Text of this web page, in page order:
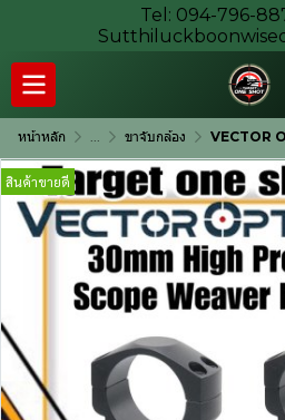
Tel: 094-796-
หน้าหลัก ... ขาจับกล้อง VECTOR
สินค้าขายดี